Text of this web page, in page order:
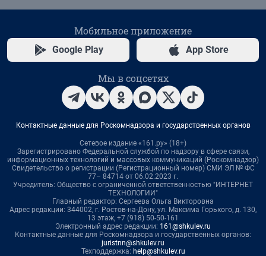
Мобильное приложение
Google Play App Store
Мы в соцсетях
Контактные данные для Роскомнадзора и государственных органов
Сетевое издание «161.ру» (18+)
Зарегистрировано Федеральной службой по надзору в сфере связи,
информационных технологий и массовых коммуникаций (Роскомнадзор)
Свидетельство о регистрации (Регистрационный номер) СМИ ЭЛ № ФС
77– 84714 от 06.02.2023 г.
Учредитель: Общество с ограниченной ответственностью "ИНТЕРНЕТ
ТЕХНОЛОГИИ"
Главный редактор: Сергеева Ольга Викторовна
Адрес редакции: 344002, г. Ростов-на-Дону, ул. Максима Горького, д. 130,
13 этаж, +7 (918) 50-50-161
Электронный адрес редакции: 161@shkulev.ru
Контактные данные для Роскомнадзора и государственных органов:
juristnn@shkulev.ru
Техподдержка: help@shkulev.ru